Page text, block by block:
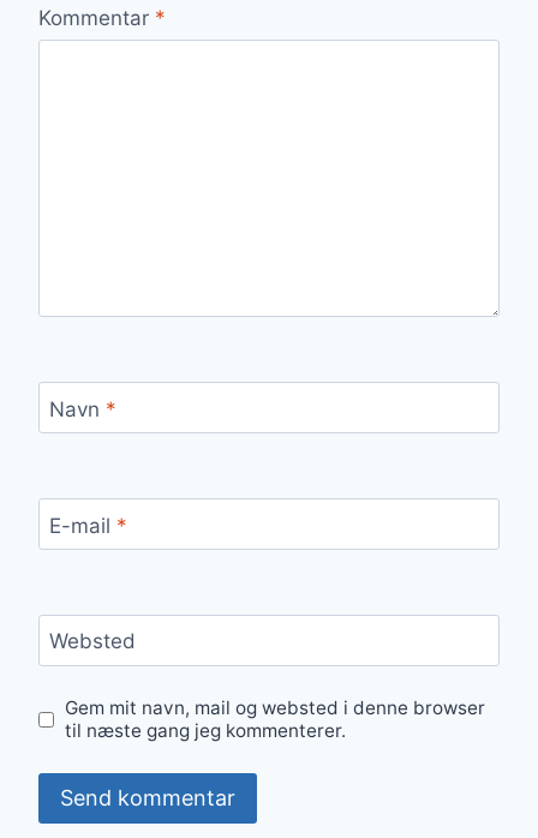
Kommentar *
Navn *
E-mail *
Websted
Gem mit navn, mail og websted i denne browser
til næste gang jeg kommenterer.